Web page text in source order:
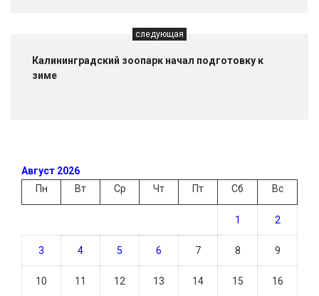
следующая
Калининградский зоопарк начал подготовку к
зиме
Август 2026
Пн
Вт Ср Чт Пт Сб Вс
1 2
3 4 5 6 7 8 9
10 11 12 13 14 15 16